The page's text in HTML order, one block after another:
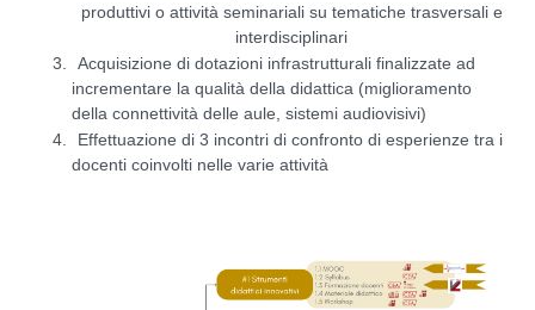
produttivi o attività seminariali su tematiche trasversali e
interdisciplinari
Acquisizione di dotazioni infrastrutturali finalizzate ad
incrementare la qualità della didattica (miglioramento
della connettività delle aule, sistemi audiovisivi)
Effettuazione di 3 incontri di confronto di esperienze tra i
docenti coinvolti nelle varie attività